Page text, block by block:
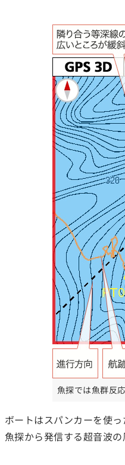
魚探では魚群反
ボートはスパンカーを使
魚探から発信する超音波